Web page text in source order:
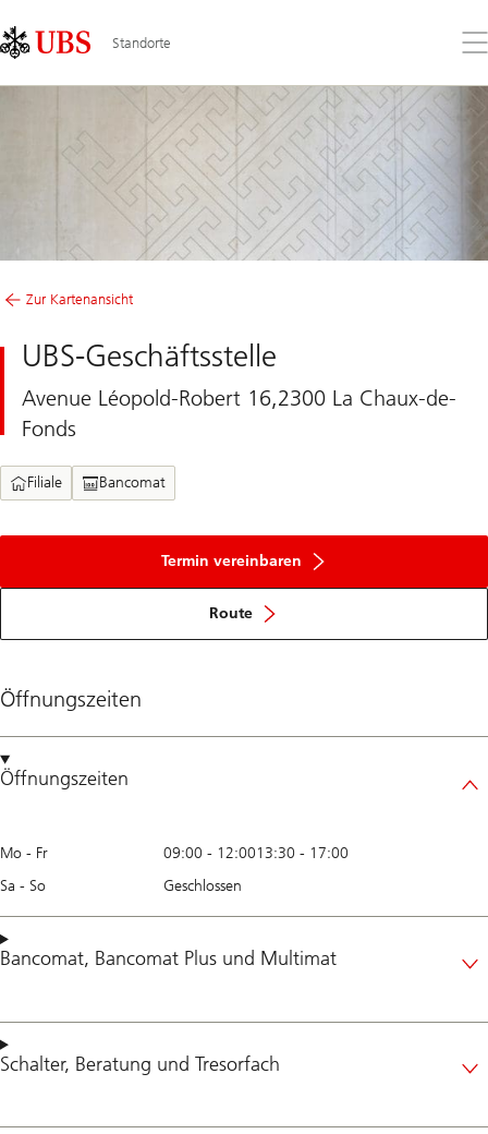
Links
Area
Standorte
Sie
Zur Kartenansicht
UBS-Geschäftsstelle
Avenue Léopold-Robert 16,2300 La Chaux-de-
Fonds
Filiale Bancomat
Termin vereinbaren
Route
Öffnungszeiten
Öffnungszeiten
Mo - Fr 09:00 - 12:0013:30 - 17:00
Sa - So
Geschlossen
Bancomat, Bancomat Plus und Multimat
Schalter, Beratung und Tresorfach